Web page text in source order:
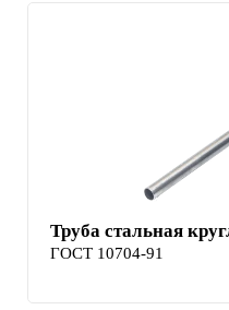
Труба стальная
ГОСТ 10704-91